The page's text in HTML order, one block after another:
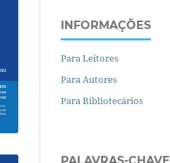
INFORMAÇÕES
Para Leitores
Para Autores
Para Bibliotecários